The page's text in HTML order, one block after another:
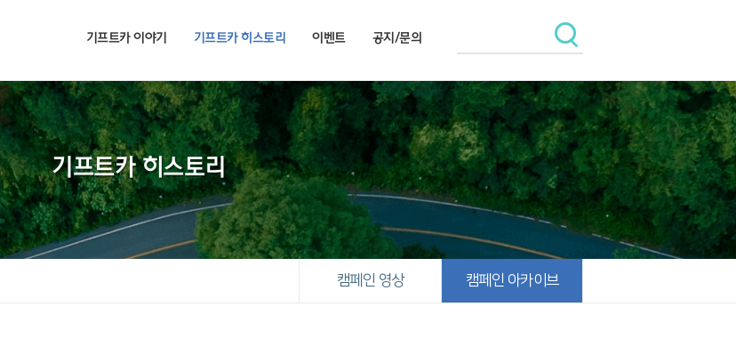
기프트카 이야기 기프트카 히스토리 이벤트 공지/문의
기프트카 히스토리
캠페인 영상 캠페인 아카이브